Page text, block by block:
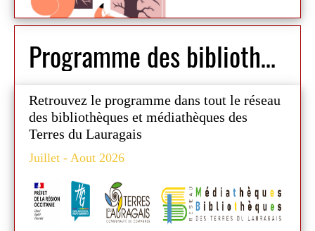
Programme des bibliothèques du réseau
Retrouvez le programme dans tout le réseau
des bibliothèques et médiathèques des
Terres du Lauragais
Juillet - Aout 2026